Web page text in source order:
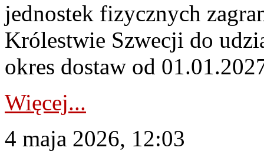
jednostek fizycznych
Królestwie Szwecji do
okres dostaw od
Więcej...
4 maja 2026, 12:03